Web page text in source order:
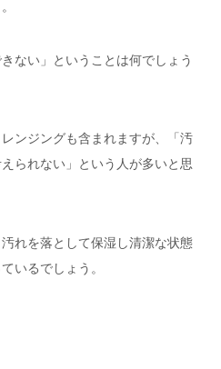
ない」ということは何でしょう
ンジングも含まれますが、「汚
られない」という人が多いと思
れを落として保湿し清潔な状態
いるでしょう。